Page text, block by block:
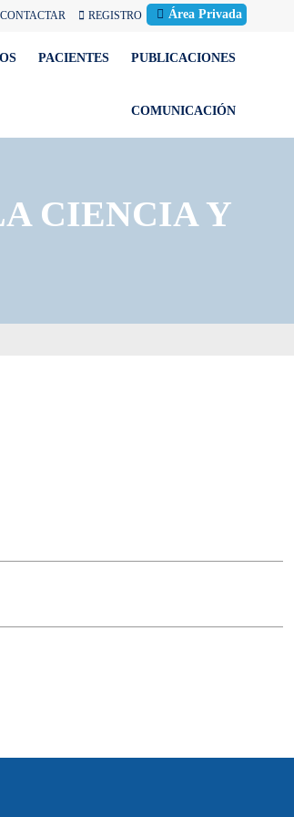
CONTACTAR REGISTRO Área Privada
PACIENTES PUBLICACIONES
COMUNICACIÓN
CIENCIA Y